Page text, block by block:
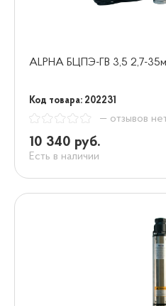
ALPHA БЦПЭ-ГВ 3,5 2,7-
Код товара: 202231
— отзывов
10 340 руб.
Есть в наличии